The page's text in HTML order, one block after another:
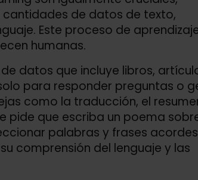
cantidades de datos de texto,
Este proceso de
humanas.
datos que incluye libros,
para responder preguntas o
como la traducción, el
pide que escriba un poema
palabras y frases
comprensión del lenguaje y las